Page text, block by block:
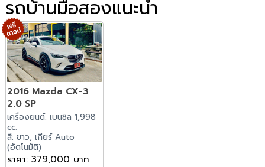
รถบ้านมือสองแนะนำ
2016 Mazda CX-3
2.0 SP
เครื่องยนต์: เบนซิล 1,998
cc.
สี: ขาว, เกียร์ Auto
(อัตโนมัติ)
ราคา: 379,000 บาท